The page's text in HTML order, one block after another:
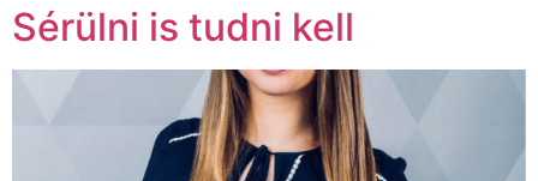
Sérülni is tudni kell